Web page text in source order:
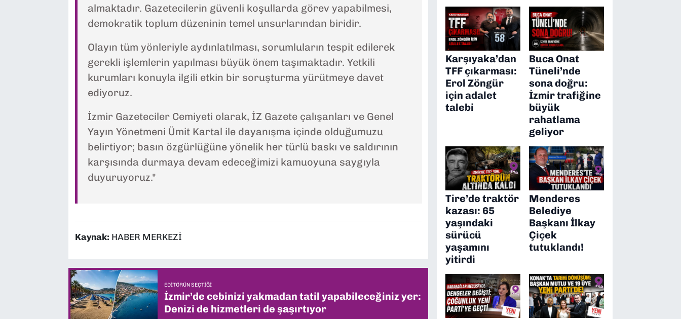
almaktadır. Gazetecilerin güvenli koşullarda görev yapabilmesi,
demokratik toplum düzeninin temel unsurlarından biridir.
Olayın tüm yönleriyle aydınlatılması, sorumluların tespit edilerek
gerekli işlemlerin yapılması büyük önem taşımaktadır. Yetkili
kurumları konuyla ilgili etkin bir soruşturma yürütmeye davet
ediyoruz.
İzmir Gazeteciler Cemiyeti olarak, İZ Gazete çalışanları ve Genel
Yayın Yönetmeni Ümit Kartal ile dayanışma içinde olduğumuzu
belirtiyor; basın özgürlüğüne yönelik her türlü baskı ve saldırının
karşısında durmaya devam edeceğimizi kamuoyuna saygıyla
duyuruyoruz."
Kaynak: HABER MERKEZİ
EDITÖRÜN SEÇTIĞI
İzmir’de cebinizi yakmadan tatil yapabileceğiniz yer:
Denizi de hizmetleri de şaşırtıyor
Karşıyaka’dan
TFF çıkarması:
Erol Zöngür
için adalet
talebi
Buca Onat
Tüneli’nde
sona doğru:
İzmir trafiğine
büyük
rahatlama
geliyor
Tire’de traktör
kazası: 65
yaşındaki
sürücü
yaşamını
yitirdi
Menderes
Belediye
Başkanı İlkay
Çiçek
tutuklandı!